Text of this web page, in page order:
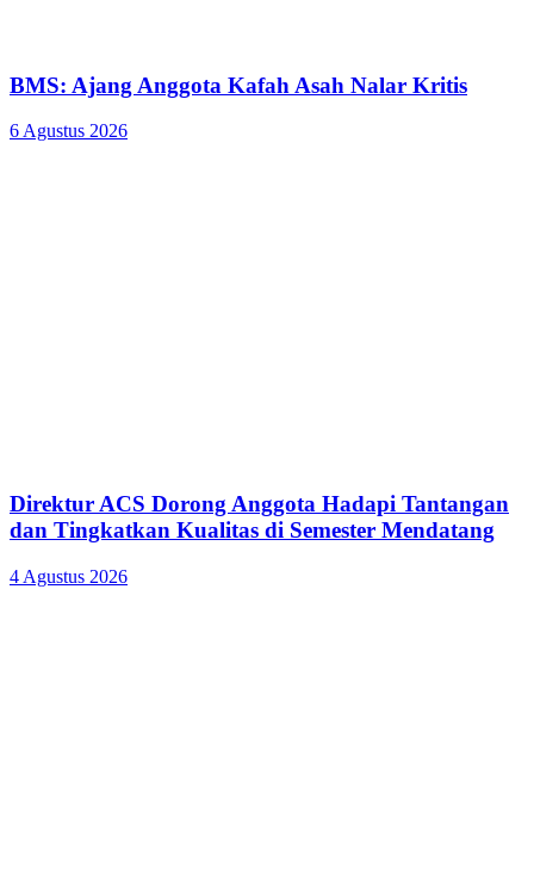
BMS: Ajang Anggota Kafah Asah Nalar Kritis
6 Agustus 2026
Direktur ACS Dorong Anggota Hadapi Tantangan
dan Tingkatkan Kualitas di Semester Mendatang
4 Agustus 2026